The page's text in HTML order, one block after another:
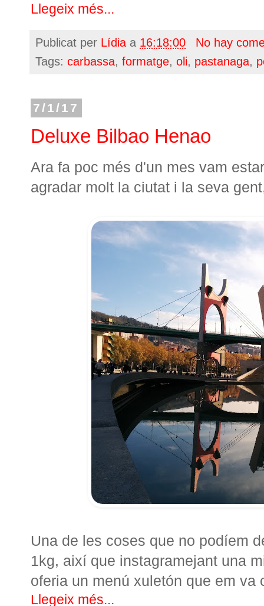
Llegeix més...
Publicat per Lídia a 16:18:00
No hay
Tags: carbassa, formatge, oli, pastanaga,
7/1/17
Deluxe Bilbao Henao
Ara fa poc més d'un mes vam
agradar molt la ciutat i la seva
Una de les coses que no podíem
1kg, així que instagramejant una
oferia un menú xuletón que em
Llegeix més...